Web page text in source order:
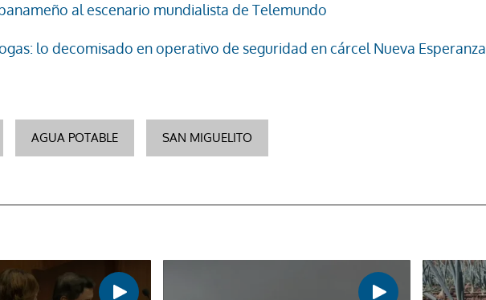
al escenario mundialista de Telemundo
lo decomisado en operativo de seguridad en cárcel Nueva Esperanza
AGUA POTABLE SAN MIGUELITO